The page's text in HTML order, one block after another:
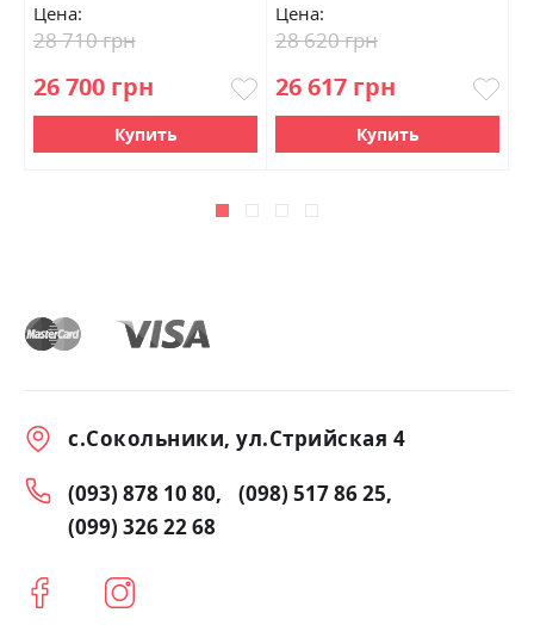
Цена:
26 700 грн
28 710 грн
Купить
Цена:
26 617 грн
28 620 грн
Купить
с.Сокольники, ул.Стрийская 4
(093) 878 10 80
(098) 517 86 25
(099) 326 22 68